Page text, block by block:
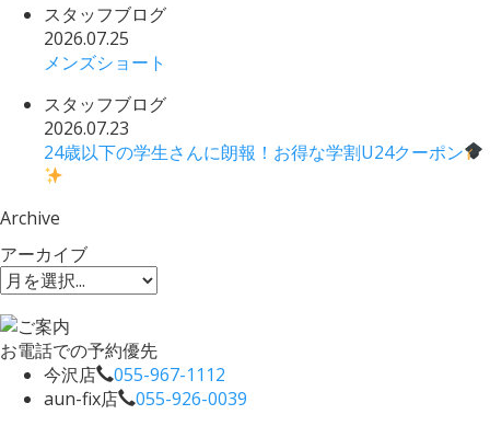
スタッフブログ
2026.07.25
メンズショート
スタッフブログ
2026.07.23
24歳以下の学生さんに朗報！お得な学割U24クーポン
Archive
アーカイブ
お電話での予約優先
今沢店
055-967-1112
aun-fix店
055-926-0039